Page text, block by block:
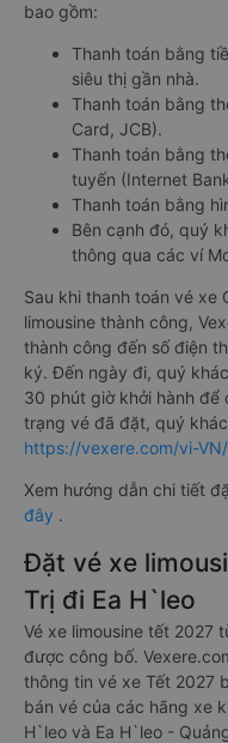
bao gồm:
Thanh toán bằng
siêu thị gần nhà.
Thanh toán bằng
Card, JCB).
Thanh toán bằng
tuyến (Internet
Thanh toán bằng
Bên cạnh đó, quý
thông qua các ví
Sau khi thanh toán vé xe
limousine thành công,
thành công đến số điện
ký. Đến ngày đi, quý
30 phút giờ khởi hành để
trạng vé đã đặt, quý
https://vexere.com/vi-
Xem hướng dẫn chi tiết
đây .
Đặt vé xe
Trị đi Ea H`leo
Vé xe limousine tết 2027
được công bố.
thông tin vé xe Tết 2027
bán vé của các hãng xe
H`leo và Ea H`leo -